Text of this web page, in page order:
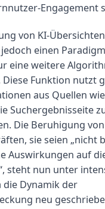
Engagement
von KI-
einen
eine weitere
Diese Funktion nutzt
aus Quellen
Suchergebnisseite
Die Beruhigung von
sie seien „nicht
Auswirkungen auf
steht nun unter
die Dynamik der
neu